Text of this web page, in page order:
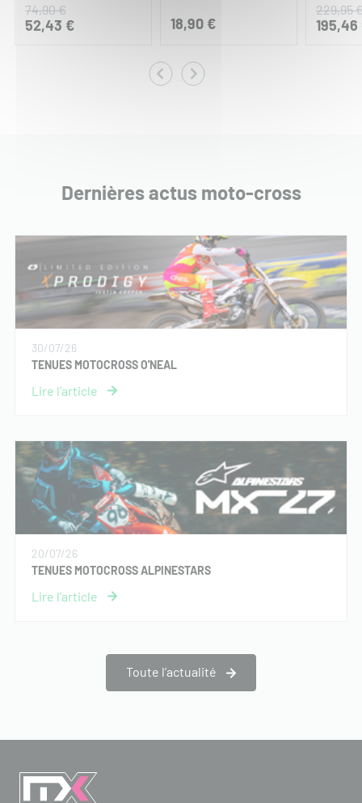
74,90 €
52,43 € 18,90 €
229,95
195,46
Dernières actus moto-cross
30/07/26
TENUES MOTOCROSS O'NEAL
20/07/26
TENUES MOTOCROSS ALPINESTARS
Toute l’actualité